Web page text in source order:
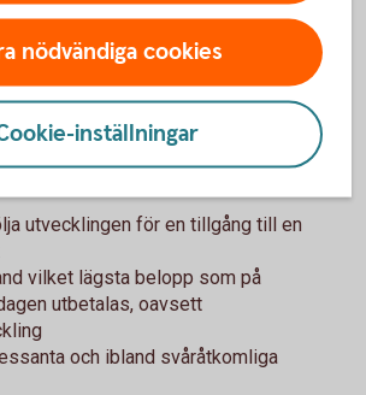
med SPAX Nu
utvecklingen för en tillgång till en
vilket lägsta belopp som på
utbetalas, oavsett
och ibland svåråtkomliga
nödvändiga cookies
inställningar